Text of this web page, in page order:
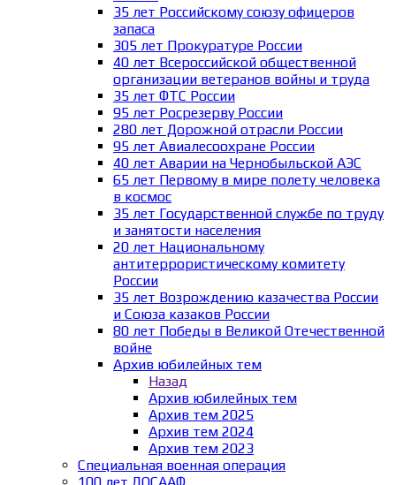
35 лет Российскому союзу офицеров
запаса
305 лет Прокуратуре России
40 лет Всероссийской общественной
организации ветеранов войны и труда
35 лет ФТС России
95 лет Росрезерву России
280 лет Дорожной отрасли России
95 лет Авиалесоохране России
40 лет Аварии на Чернобыльской АЭС
65 лет Первому в мире полету человека
в космос
35 лет Государственной службе по труду
и занятости населения
20 лет Национальному
антитеррористическому комитету
России
35 лет Возрождению казачества России
и Союза казаков России
80 лет Победы в Великой Отечественной
войне
Архив юбилейных тем
Назад
Архив юбилейных тем
Архив тем 2025
Архив тем 2024
Архив тем 2023
Специальная военная операция